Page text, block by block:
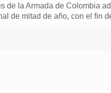
de la Armada de Colombia
de mitad de año, con el fin